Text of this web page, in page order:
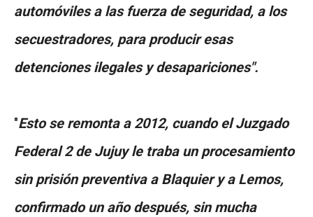
automóviles a las fuerza de seguridad, a los
secuestradores, para producir esas
detenciones ilegales y desapariciones".
"Esto se remonta a 2012, cuando el Juzgado
Federal 2 de Jujuy le traba un procesamiento
sin prisión preventiva a Blaquier y a Lemos,
confirmado un año después, sin mucha